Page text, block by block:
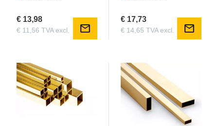
€ 13,98
€ 11,56 TVA excl. mail
€ 17,73
€ 14,65 TVA excl. mail